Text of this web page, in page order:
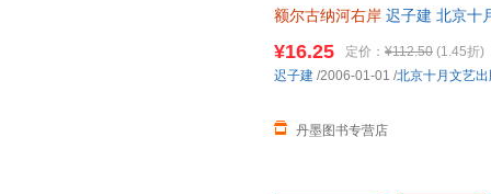
额尔古纳河右岸 迟子建 北京十
¥16.25 定价： ¥112.50 (1.45折)
丹墨图书专营店
迟子建 /2006-01-01 /北京十月文艺